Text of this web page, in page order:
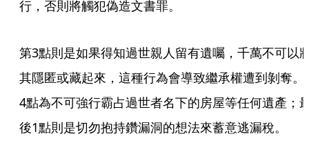
行，否則將觸犯偽造文書罪。
第3點則是如果得知過世親人留有遺囑，千萬不可以
其隱匿或藏起來，這種行為會導致繼承權遭到剝奪。
4點為不可強行霸占過世者名下的房屋等任何遺產；
後1點則是切勿抱持鑽漏洞的想法來蓄意逃漏稅。